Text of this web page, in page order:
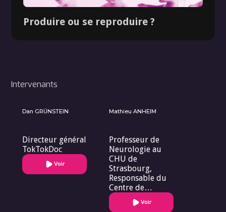
Dossier
Produire ou se reproduire ?
Intervenants
Dan GRÜNSTEIN
Directeur général
TokTokDoc
Voir
Mathieu ANHEIM
Professeur de
Neurologie au
CHU de
Strasbourg,
Responsable du
Centre de
Référence des
maladies Voir